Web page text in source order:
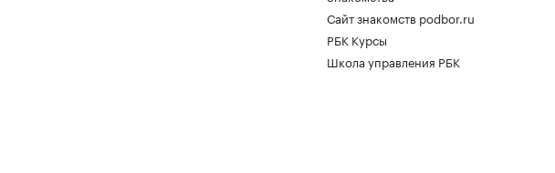
Сайт знакомств podbor.ru
РБК Курсы
Школа управления РБК